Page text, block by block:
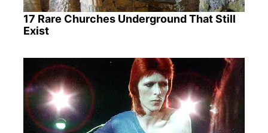
17 Rare Churches Underground That Still
Exist